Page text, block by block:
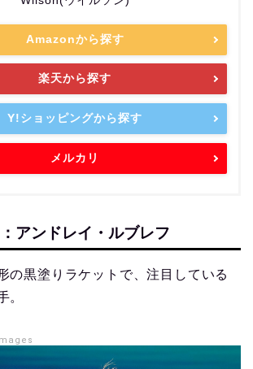
Amazonから探す
楽天から探す
Y!ショッピングから探す
メルカリ
アンドレイ・ルブレフ
の黒塗りラケットで、注目している
。